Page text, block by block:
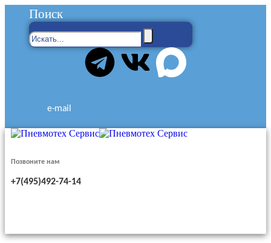
Поиск
e-mail
Позвоните нам
+7(495)492-74-14